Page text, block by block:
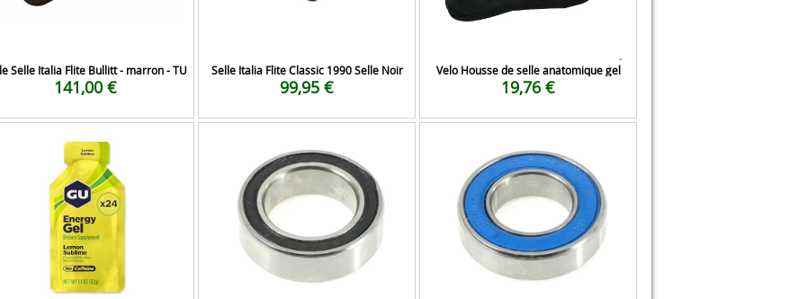
Selle Italia Flite Bullitt - marron - TU
141,00 €
Selle Italia Flite Classic 1990 Selle Noir
99,95 €
Velo Housse de selle anatomique gel
19,76 €